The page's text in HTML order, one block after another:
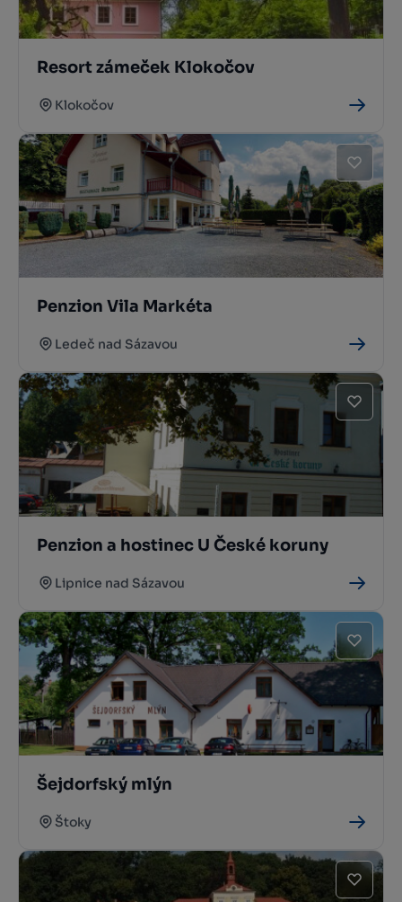
Resort zámeček Klokočov
Klokočov
Penzion Vila Markéta
Ledeč nad Sázavou
Penzion a hostinec U České koruny
Lipnice nad Sázavou
Šejdorfský mlýn
Štoky